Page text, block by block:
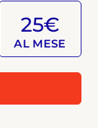
25€
AL MESE